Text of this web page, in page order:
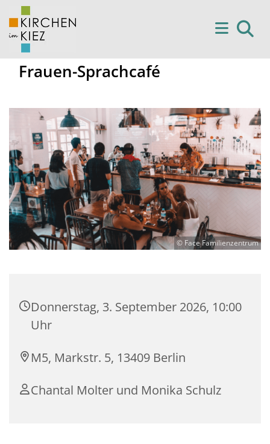
Frauen-Sprachcafé
© Face Familienzentrum
Donnerstag, 3. September 2026, 10:00
Uhr
M5, Markstr. 5, 13409 Berlin
Chantal Molter und Monika Schulz